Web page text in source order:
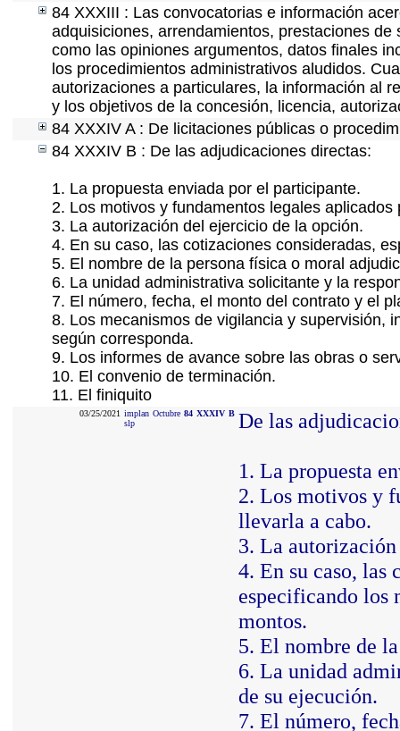
84 XXXIII : Las convocatorias e información
adquisiciones, arrendamientos, prestaciones
como las opiniones argumentos, datos finales
los procedimientos administrativos aludidos.
autorizaciones a particulares, la información al
y los objetivos de la concesión, licencia,
84 XXXIV A : De licitaciones públicas o
84 XXXIV B : De las adjudicaciones directas:
1. La propuesta enviada por el participante.
2. Los motivos y fundamentos legales aplicados
3. La autorización del ejercicio de la opción.
4. En su caso, las cotizaciones consideradas,
5. El nombre de la persona física o moral
6. La unidad administrativa solicitante y la
7. El número, fecha, el monto del contrato y el
8. Los mecanismos de vigilancia y supervisión,
según corresponda.
9. Los informes de avance sobre las obras o
10. El convenio de terminación.
11. El finiquito
03/25/2021 implan
slp
Octubre 84 XXXIV B De las
1. La propuesta
2. Los motivos y
llevarla a cabo.
3. La
4. En su caso, las
especificando los
montos.
5. El nombre de
6. La unidad
de su ejecución.
7. El número,